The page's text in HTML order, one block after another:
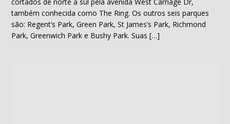
também conhecida como The Ring. Os outros seis parques
são: Regent’s Park, Green Park, St James’s Park, Richmond
Park, Greenwich Park e Bushy Park. Suas […]